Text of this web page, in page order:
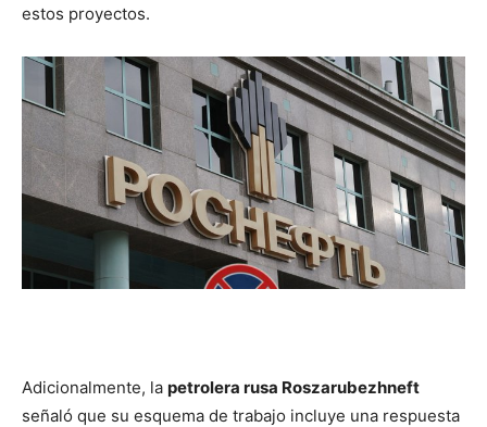
estos proyectos.
Adicionalmente, la petrolera rusa Roszarubezhneft
señaló que su esquema de trabajo incluye una respuesta